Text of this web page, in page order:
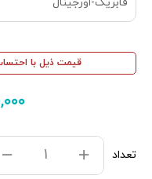
قیمت ذیل با
تعداد